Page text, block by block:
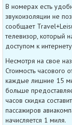
В номерах есть
звукоизоляции не
сообщает
телевизор, который
доступом к
Несмотря на свое
Стоимость часового
каждые лишние 15
больше
часов скидка
пассажиров
начисляется 1 миля.